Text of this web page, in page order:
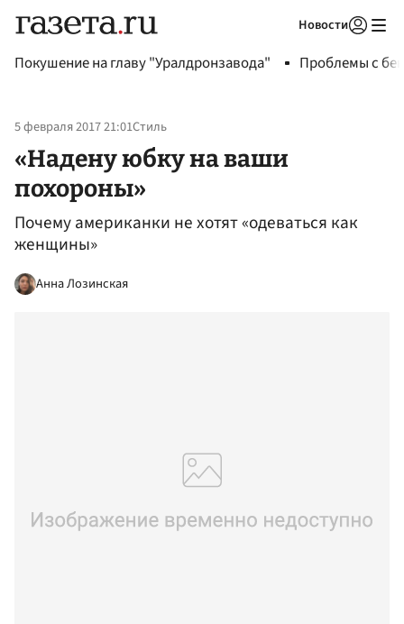
Новости
Покушение на главу "Уралдронзавода" Проблемы с
5 февраля 2017 21:01Стиль
«Надену юбку на ваши
похороны»
Почему американки не хотят «одеваться как
женщины»
Анна Лозинская